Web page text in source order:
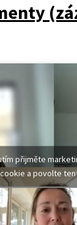
přijměte
cookie a povolte